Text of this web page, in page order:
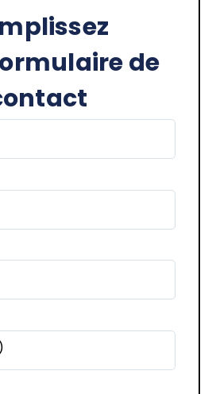
de